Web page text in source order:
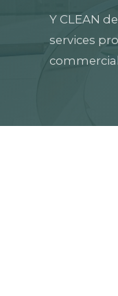
Y CLEAN
services